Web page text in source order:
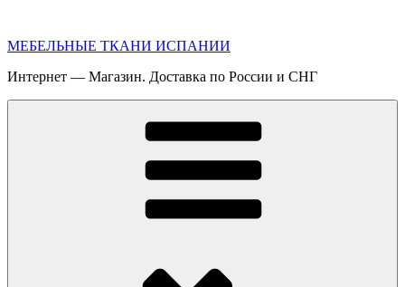
содержимому
МЕБЕЛЬНЫЕ ТКАНИ ИСПАНИИ
Интернет — Магазин. Доставка по России и СНГ